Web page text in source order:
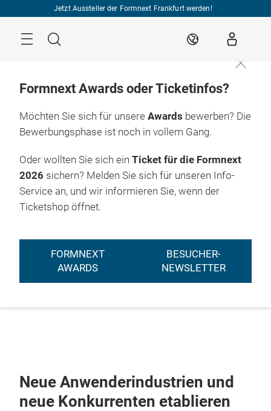
Jetzt Aussteller der Formnext Frankfurt werden!
Suche DE
Formnext Awards oder Ticketinfos?
Möchten Sie sich für unsere Awards bewerben? Die
Bewerbungsphase ist noch in vollem Gang.
Oder wollten Sie sich ein Ticket für die Formnext
2026 sichern? Melden Sie sich für unseren Info-
Service an, und wir informieren Sie, wenn der
Ticketshop öffnet.
FORMNEXT
AWARDS
BESUCHER-
NEWSLETTER
Neue Anwenderindustrien und
neue Konkurrenten etablieren